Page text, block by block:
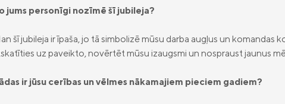
jums personīgi nozīmē šī jubileja?
šī jubileja ir īpaša, jo tā simbolizē mūsu darba augļus un komandas
uz paveikto, novērtēt mūsu izaugsmi un nospraust jaunus
ir jūsu cerības un vēlmes nākamajiem pieciem gadiem?